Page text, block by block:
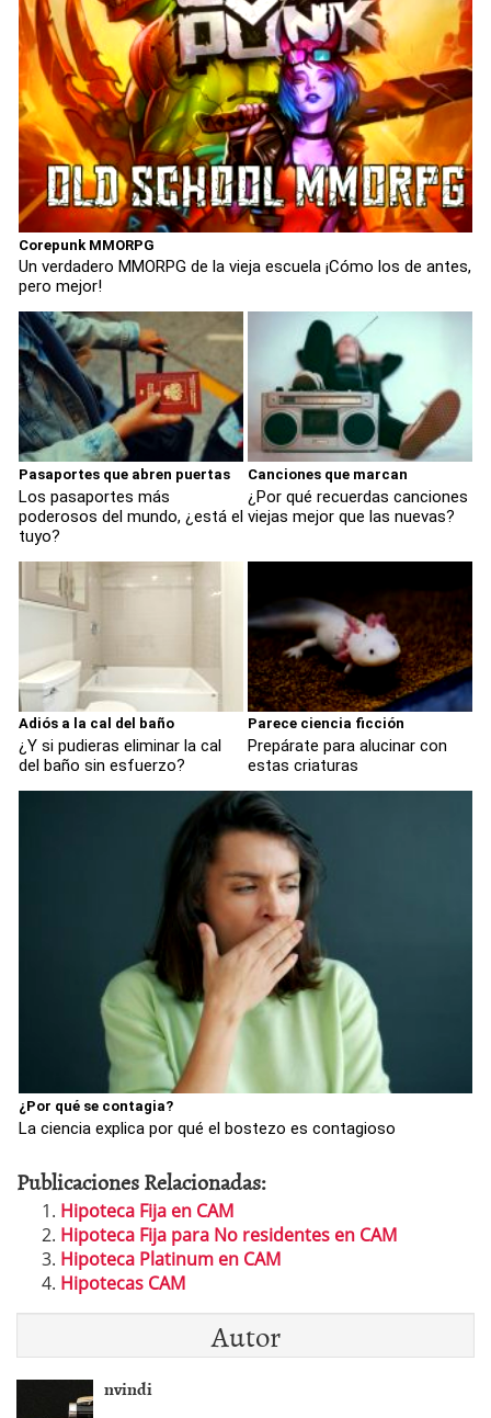
Corepunk MMORPG
Un verdadero MMORPG de la vieja escuela ¡Cómo los de antes,
pero mejor!
Pasaportes que abren puertas
Los pasaportes más
poderosos del mundo, ¿está el
tuyo?
Canciones que marcan
¿Por qué recuerdas canciones
viejas mejor que las nuevas?
Adiós a la cal del baño
¿Y si pudieras eliminar la cal
del baño sin esfuerzo?
Parece ciencia ficción
Prepárate para alucinar con
estas criaturas
¿Por qué se contagia?
La ciencia explica por qué el bostezo es contagioso
Publicaciones Relacionadas:
Hipoteca Fija en CAM
Hipoteca Fija para No residentes en CAM
Hipoteca Platinum en CAM
Hipotecas CAM
Autor
nvindi